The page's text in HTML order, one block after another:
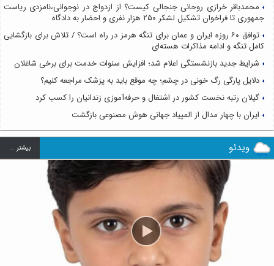
محمدباقر خرازی روحانی جنجالی کیست؟ از ازدواج در نوجوانی،نامزدی ریاست
جمهوری تا فراخوان تشکیل لشکر ۲۵۰ هزار نفری و احضار به دادگاه
توافق ۶۰ روزه ایران و عمان برای تنگه هرمز در راه است؟ / تلاش برای بازگشایی
کامل تنگه و ادامه مذاکرات هسته‌ای
شرایط جدید بازنشستگی اعلام شد؛ افزایش سنوات خدمت برای برخی شاغلان
دلایل پارگی رگ خونی در چشم؛ چه موقع باید به پزشک مراجعه کنیم؟
گیلان رتبه نخست کشور در اشتغال و حرفه‌آموزی زندانیان را کسب کرد
ایران با چهار مدال از المپیاد جهانی هوش مصنوعی بازگشت
ویدئو بيشتر ...